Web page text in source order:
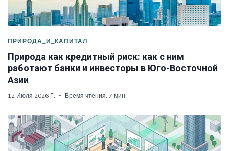
ПРИРОДА_И_КАПИТАЛ
Природа как кредитный риск: как с ним
работают банки и инвесторы в Юго-Восточной
Азии
12 Июля 2026 Г. Время чтения: 7 мин